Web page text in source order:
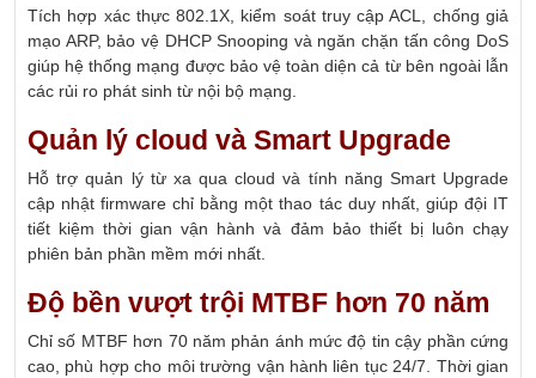
Tích hợp xác thực 802.1X, kiểm soát truy cập ACL, chống giả
mạo ARP, bảo vệ DHCP Snooping và ngăn chặn tấn công DoS
giúp hệ thống mạng được bảo vệ toàn diện cả từ bên ngoài lẫn
các rủi ro phát sinh từ nội bộ mạng.
Quản lý cloud và Smart Upgrade
Hỗ trợ quản lý từ xa qua cloud và tính năng Smart Upgrade
cập nhật firmware chỉ bằng một thao tác duy nhất, giúp đội IT
tiết kiệm thời gian vận hành và đảm bảo thiết bị luôn chạy
phiên bản phần mềm mới nhất.
Độ bền vượt trội MTBF hơn 70 năm
Chỉ số MTBF hơn 70 năm phản ánh mức độ tin cậy phần cứng
cao, phù hợp cho môi trường vận hành liên tục 24/7. Thời gian